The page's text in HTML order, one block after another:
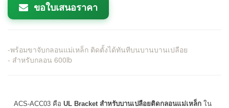
ขอใบเสนอราคา
-พร้อมขาจับกลอนแม่เหล็ก ติดตั้งได้ทันทีบนบานบานเปลือย
- สำหรับกลอน 600lb
ACS-ACC03 คือ UL Bracket สำหรับบานเปลือยติดกลอนแม่เหล็ก ใน